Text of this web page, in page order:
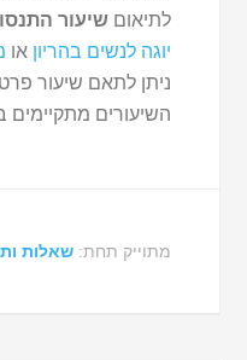
לתיאום שיעור
יוגה לנשים בהריון או
ניתן לתאם שיעור
השיעורים מתקיימים
מתוייק תחת:שאלות